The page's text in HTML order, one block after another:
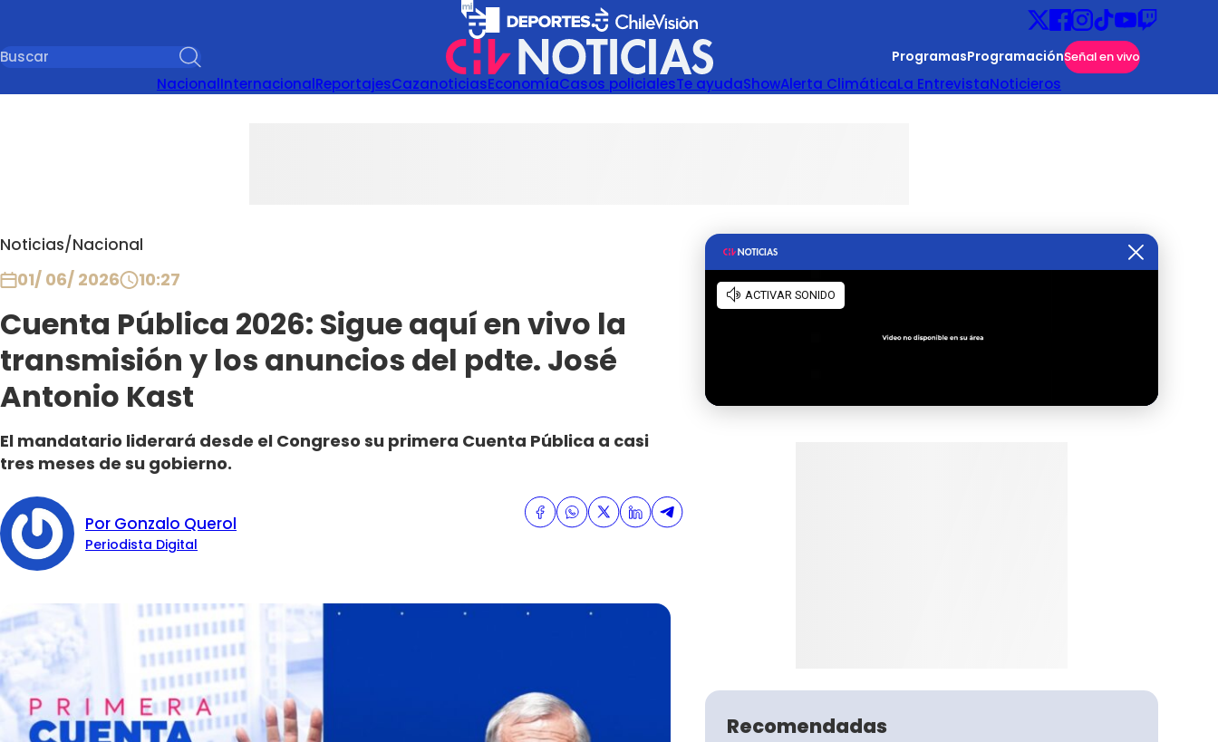
ProgramasProgramaciónSeñal en vivo
NacionalInternacionalReportajesCazanoticiasEconomíaCasos policialesTe ayudaShowAlerta ClimáticaLa EntrevistaNoticieros
Noticias/Nacional
01/ 06/ 2026 10:27
Cuenta Pública 2026: Sigue aquí en vivo la
transmisión y los anuncios del pdte. José
Antonio Kast
El mandatario liderará desde el Congreso su primera Cuenta Pública a casi
tres meses de su gobierno.
Por Gonzalo Querol
Periodista Digital
Recomendadas